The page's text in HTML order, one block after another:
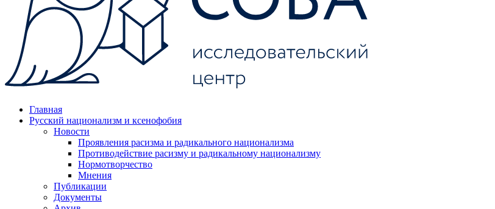
Главная
Русский национализм и ксенофобия
Новости
Проявления расизма и радикального национализма
Противодействие расизму и радикальному национализму
Нормотворчество
Мнения
Публикации
Документы